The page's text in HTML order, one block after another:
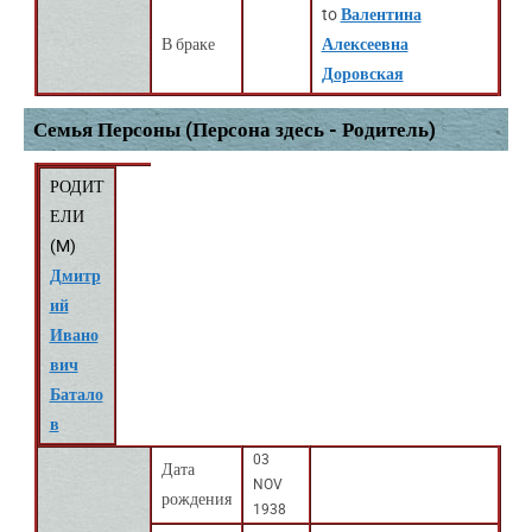
В браке
toВалентина
Алексеевна
Доровская
Семья Персоны (Персона здесь - Родитель)
РОДИТ
ЕЛИ
(M)
Дмитр
ий
Ивано
вич
Батало
в
Дата
рождения
03
NOV
1938